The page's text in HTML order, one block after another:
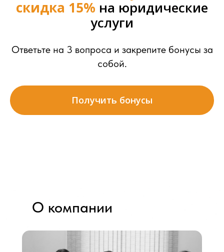
скидка 15% на юридические
услуги
Ответьте на 3 вопроса и закрепите бонусы за
собой.
Получить бонусы
О компании